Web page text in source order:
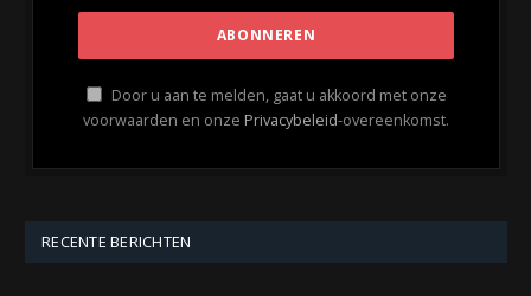
Door u aan te melden, gaat u akkoord met onze
voorwaarden en onze Privacybeleid-overeenkomst.
RECENTE BERICHTEN